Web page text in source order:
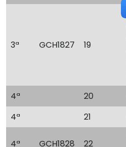
3ª GCH1827 19
4ª 20
4ª
21
4ª GCH1828 22